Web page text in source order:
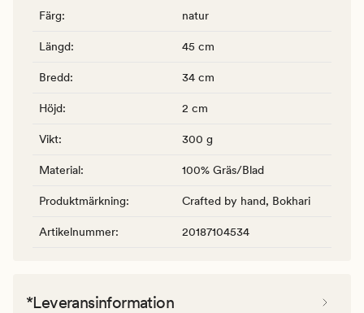
Färg: natur
Längd: 45 cm
Bredd: 34 cm
Höjd: 2 cm
Vikt: 300 g
Material: 100% Gräs/Blad
Produktmärkning: Crafted by hand, Bokhari
Artikelnummer: 20187104534
*Leveransinformation